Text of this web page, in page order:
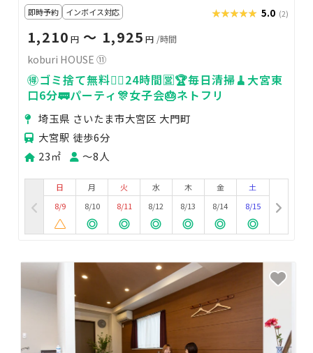
即時予約 インボイス対応 ★★★★★
★★★★★ 5.0 (2)
1,210 円 〜 1,925 円 /時間
koburi HOUSE ⑪
🉐ゴミ捨て無料🙆‍♀️24時間🈺🏆毎日清掃🧹大宮東
口6分🚃パーティ🎊女子会🎂ネトフリ
埼玉県 さいたま市大宮区 大門町
大宮駅 徒歩6分
23㎡
〜8人
日
8/9
月
8/10
火
8/11
水
8/12
木
8/13
金
8/14
土
8/15